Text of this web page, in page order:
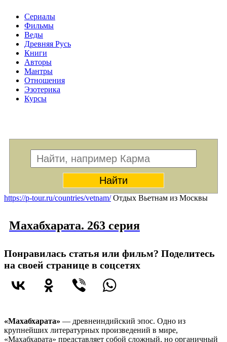
Сериалы
Фильмы
Веды
Древняя Русь
Книги
Авторы
Мантры
Отношения
Эзотерика
Курсы
https://p-tour.ru/countries/vetnam/Отдых Вьетнам из Москвы
Махабхарата. 263 серия
Понравилась статья или фильм? Поделитесь
на своей странице в соцсетях
«Махабхарата» — древнеиндийский эпос. Одно из
крупнейших литературных произведений в мире,
«Махабхарата» представляет собой сложный, но органичный